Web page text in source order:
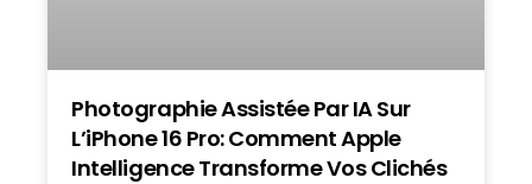
Photographie Assistée Par IA Sur
L’iPhone 16 Pro: Comment Apple
Intelligence Transforme Vos Clichés